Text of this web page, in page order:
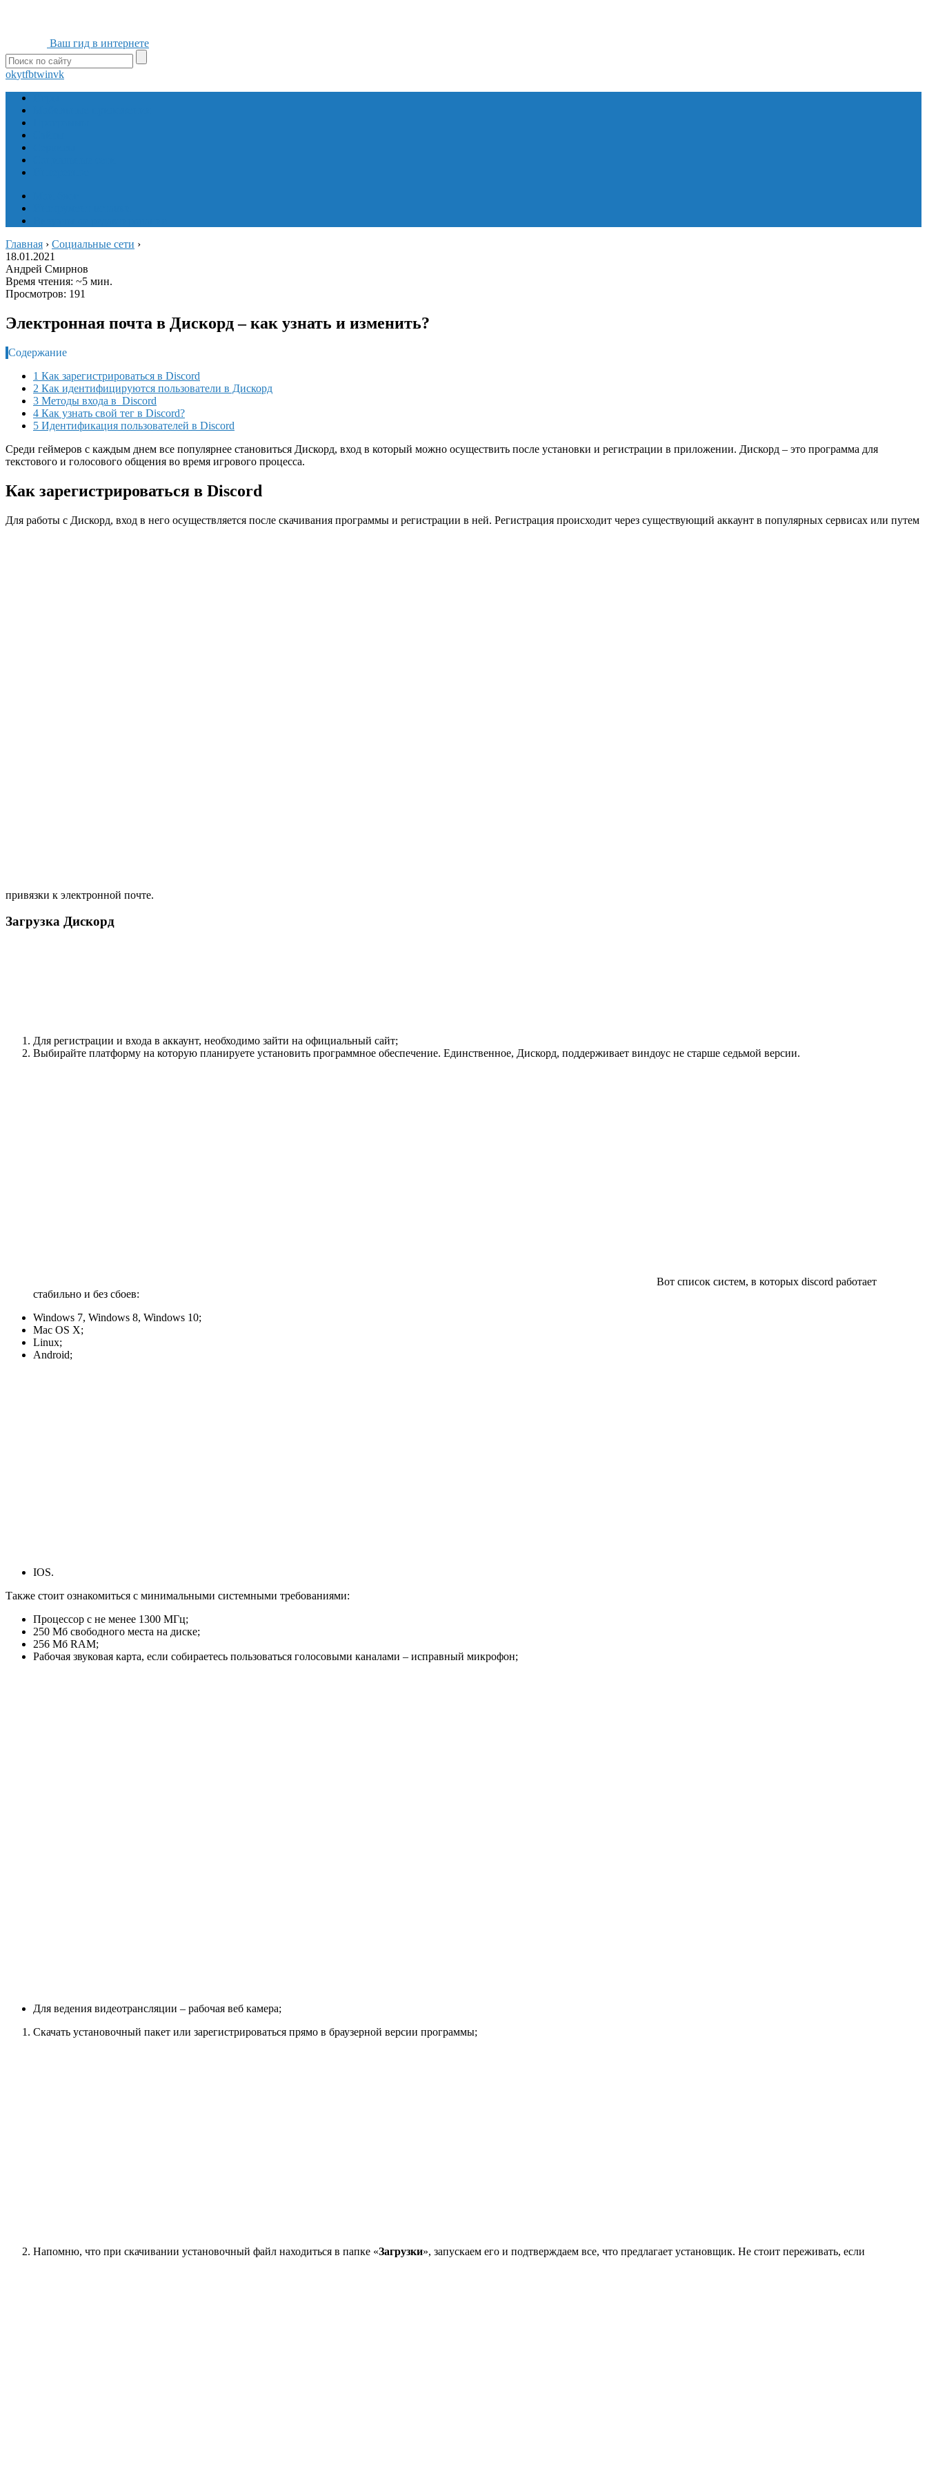
Ваш гид в интернете
okytfbtwinvk
Главная › Социальные сети ›
18.01.2021
Андрей Смирнов
Время чтения: ~5 мин.
Просмотров: 191
Электронная почта в Дискорд – как узнать и изменить?
Содержание
1 Как зарегистрироваться в Discord
2 Как идентифицируются пользователи в Дискорд
3 Методы входа в Discord
4 Как узнать свой тег в Discord?
5 Идентификация пользователей в Discord
Среди геймеров с каждым днем все популярнее становиться Дискорд, вход в который можно осуществить после установки и регистрации в приложении. Дискорд – это программа для
текстового и голосового общения во время игрового процесса.
Как зарегистрироваться в Discord
Для работы с Дискорд, вход в него осуществляется после скачивания программы и регистрации в ней. Регистрация происходит через существующий аккаунт в популярных сервисах или путем
привязки к электронной почте.
Загрузка Дискорд
Для регистрации и входа в аккаунт, необходимо зайти на официальный сайт;
Выбирайте платформу на которую планируете установить программное обеспечение. Единственное, Дискорд, поддерживает виндоус не старше седьмой версии.
Вот список систем, в которых discord работает
стабильно и без сбоев:
Windows 7, Windows 8, Windows 10;
Mac OS X;
Linux;
Android;
IOS.
Также стоит ознакомиться с минимальными системными требованиями:
Процессор с не менее 1300 МГц;
250 Мб свободного места на диске;
256 Мб RAM;
Рабочая звуковая карта, если собираетесь пользоваться голосовыми каналами – исправный микрофон;
Для ведения видеотрансляции – рабочая веб камера;
Скачать установочный пакет или зарегистрироваться прямо в браузерной версии программы;
Напомню, что при скачивании установочный файл находиться в папке «Загрузки», запускаем его и подтверждаем все, что предлагает установщик. Не стоит переживать, если